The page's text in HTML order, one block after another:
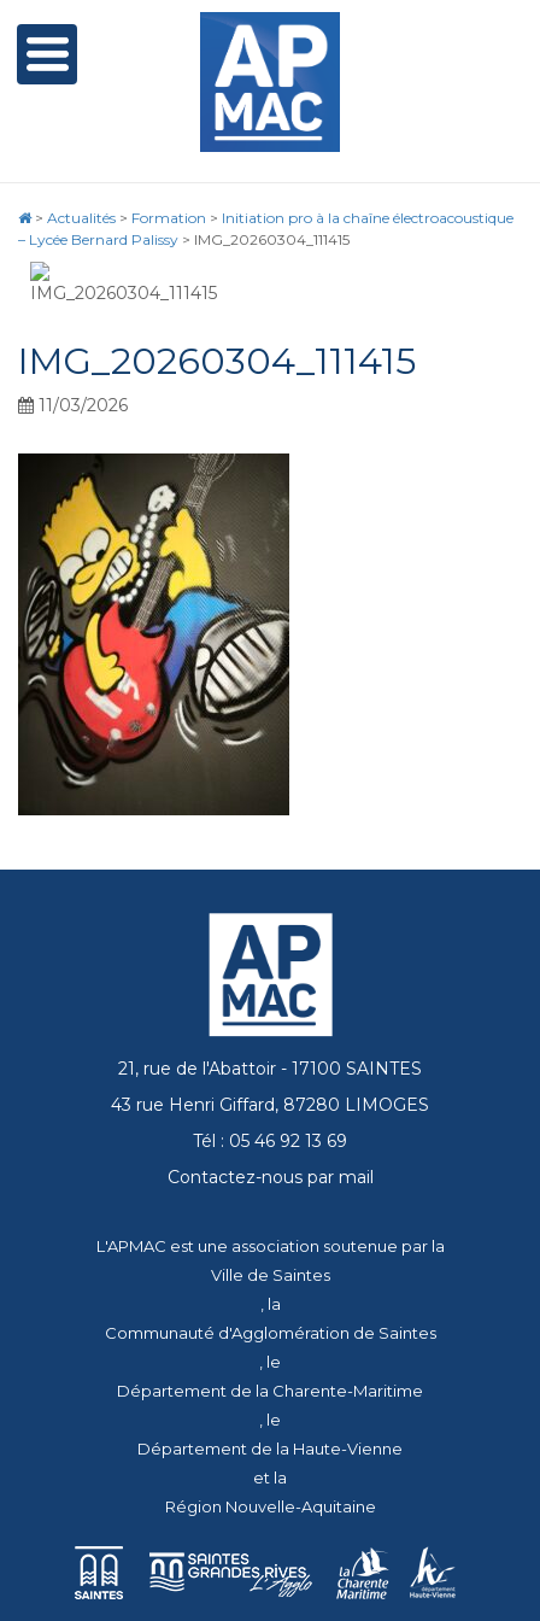
> Actualités > Formation > Initiation pro à la chaîne électroacoustique
– Lycée Bernard Palissy > IMG_20260304_111415
IMG_20260304_111415
11/03/2026
21, rue de l'Abattoir - 17100 SAINTES
43 rue Henri Giffard, 87280 LIMOGES
Tél : 05 46 92 13 69
Contactez-nous par mail
L'APMAC est une association soutenue par la
Ville de Saintes
, la
Communauté d'Agglomération de Saintes
, le
Département de la Charente-Maritime
, le
Département de la Haute-Vienne
et la
Région Nouvelle-Aquitaine